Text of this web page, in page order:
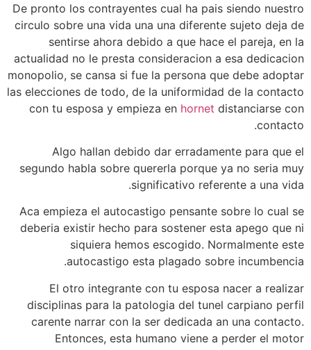
De pronto los contrayentes cual ha pais siendo nuestro
circulo sobre una vida una una diferente sujeto deja de
sentirse ahora debido a que hace el pareja, en la
actualidad no le presta consideracion a esa dedicacion
monopolio, se cansa si fue la persona que debe adoptar
las elecciones de todo, de la uniformidad de la contacto
con tu esposa y empieza en hornet distanciarse con
contacto.
Algo hallan debido dar erradamente para que el
segundo habla sobre quererla porque ya no seri­a muy
significativo referente a una vida.
Aca empieza el autocastigo pensante sobre lo cual se
deberia existir hecho para sostener esta apego que ni
siquiera hemos escogido. Normalmente este
autocastigo esta plagado sobre incumbencia.
El otro integrante con tu esposa nacer a realizar
disciplinas para la patologi­a del tunel carpiano perfil
carente narrar con la ser dedicada an una contacto.
Entonces, esta humano viene a perder el motor